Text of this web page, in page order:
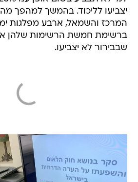
יצביעו לליכוד. בהמשך למהפך
המרכז והשמאל, ארבע מפלגות
ברשימת חמשת הרשימות שלהן
שבבירור לא יצביעו.